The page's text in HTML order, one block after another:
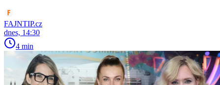
FAJNTIP.cz
dnes, 14:30
4 min